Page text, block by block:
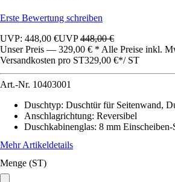
Erste Bewertung schreiben
UVP: 448,00 €UVP448,00 €
Unser Preis — 329,00 € * Alle Preise inkl.
Versandkosten pro ST329,00 €*/ ST
Art.-Nr. 10403001
Duschtyp: Duschtür für Seitenwand,
Anschlagrichtung: Reversibel
Duschkabinenglas: 8 mm Einscheiben-
Mehr Artikeldetails
Menge (ST)